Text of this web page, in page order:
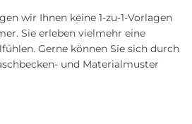
wir Ihnen keine 1-zu-1-Vorlagen
Sie erleben vielmehr eine
Gerne können Sie sich durch
und Materialmuster